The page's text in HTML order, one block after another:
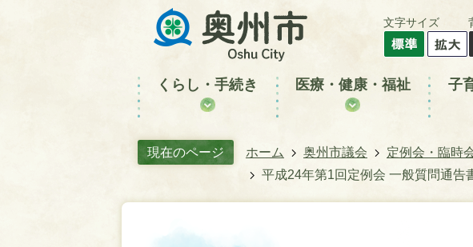
文字サイズ
くらし・手続き 医療・健康・福祉 子
現在のページ ホーム 奥州市議会 定例会・臨時
平成24年第1回定例会 一般質問通告